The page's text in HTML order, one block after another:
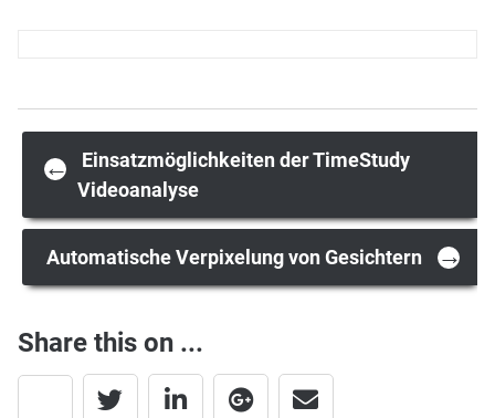
Post
navigation
←
Einsatzmöglichkeiten der TimeStudy
Videoanalyse
Automatische Verpixelung von Gesichtern →
Share this on ...